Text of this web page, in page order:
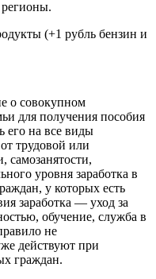
(+1 рубль бензин и
о совокупном
для получения пособия
его на все виды
трудовой или
самозанятости,
уровня заработка в
у которых есть
заработка — уход за
обучение, служба в
не
действуют при
граждан.